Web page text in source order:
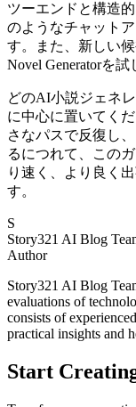
ツーエンドと構造
のようなチャット
す。また、新しい
Novel Generatorを
どのAI小説ジェネ
に中心に置いてく
さなパスで反復し
るにつれて、この
り速く、より良く
す。
S
Story321 AI Blog
Author
Story321 AI Blog
evaluations of
consists of
practical insights and
Start